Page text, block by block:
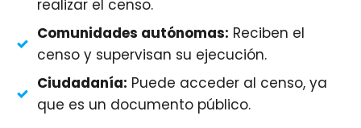
realizar el censo.
Comunidades autónomas: Reciben el
censo y supervisan su ejecución.
Ciudadanía: Puede acceder al censo, ya
que es un documento público.